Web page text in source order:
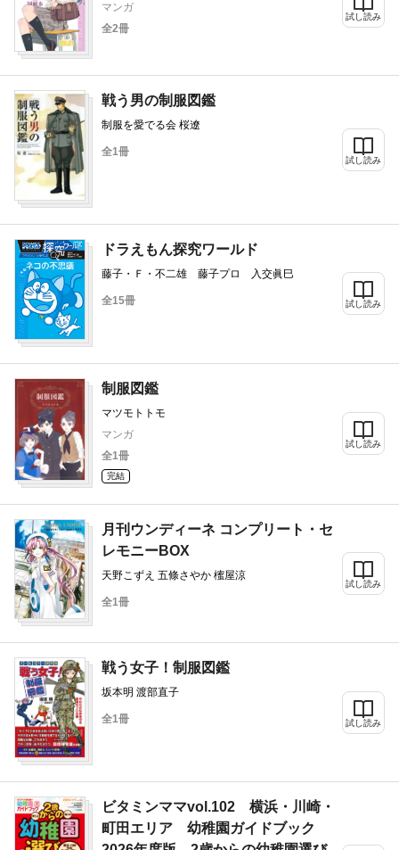
マンガ
全2冊
試し読み
戦う男の制服図鑑
制服を愛でる会 桜遼
全1冊
試し読み
ドラえもん探究ワールド
藤子・Ｆ・不二雄 藤子プロ 入交眞巳
全15冊 試し読み
制服図鑑
マツモトトモ
マンガ
全1冊
完結
試し読み
月刊ウンディーネ コンプリート・セ
レモニーBOX
天野こずえ 五條さやか 櫁屋涼
全1冊
試し読み
戦う女子！制服図鑑
坂本明 渡部直子
全1冊 試し読み
ビタミンママvol.102 横浜・川崎・
町田エリア 幼稚園ガイドブック